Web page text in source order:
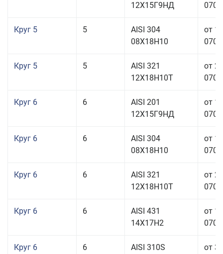
12Х15Г9НД
Круг 5 5
AISI 304
08Х18Н10
от
Круг 5 5
AISI 321
12Х18Н10Т
от
Круг 6 6
AISI 201
12Х15Г9НД
от
Круг 6 6
AISI 304
08Х18Н10
от
Круг 6 6
AISI 321
12Х18Н10Т
от
Круг 6 6
AISI 431
14Х17Н2
от
Круг 6 6
AISI 310S
от